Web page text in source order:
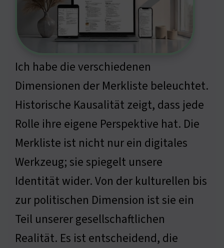
Ich habe die verschiedenen
Dimensionen der Merkliste beleuchtet.
Historische Kausalität zeigt, dass jede
Rolle ihre eigene Perspektive hat. Die
Merkliste ist nicht nur ein digitales
Werkzeug; sie spiegelt unsere
Identität wider. Von der kulturellen bis
zur politischen Dimension ist sie ein
Teil unserer gesellschaftlichen
Realität. Es ist entscheidend, die